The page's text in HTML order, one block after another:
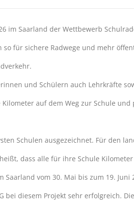
im Saarland der Wettbewerb
so für sichere Radwege und mehr
und Schülern auch Lehrkräfte
auf dem Weg zur Schule
Schulen ausgezeichnet. Für den
dass alle für ihre Schule
vom 30. Mai bis zum 19. Juni
bei diesem Projekt sehr erfolgreich.